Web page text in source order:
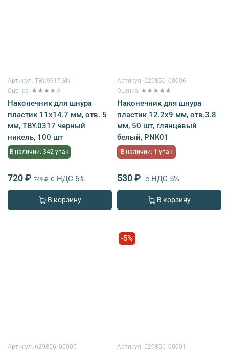
Артикул: TBY.0317.BN
Оценка: ★★★★☆
Наконечник для шнура
пластик 11х14.7 мм, отв. 5
мм, TBY.0317 черный
никель, 100 шт
В наличии: 342 упак
720 ₽ 749 ₽ с НДС 5%
В корзину
Артикул: 629856_00006
Оценка: ★★★★★
Наконечник для шнура
пластик 12.2х9 мм, отв.3.8
мм, 50 шт, глянцевый
белый, PNK01
В наличии: 1 упак
530 ₽ с НДС 5%
В корзину
Артикул: 629856_00005
-5%
Артикул: 629856_00001